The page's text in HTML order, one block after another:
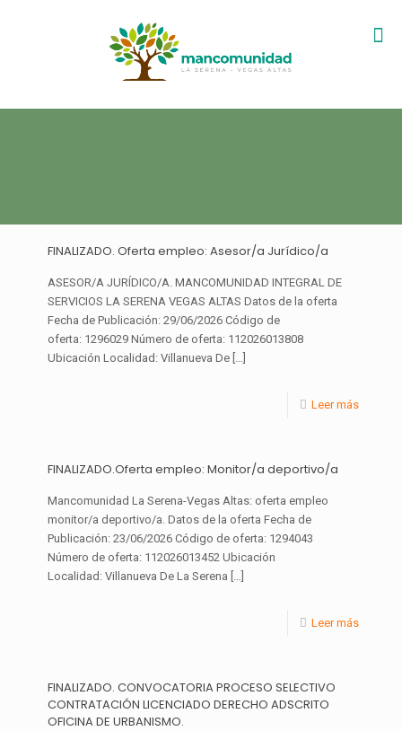
FINALIZADO. Oferta empleo: Asesor/a Jurídico/a
ASESOR/A JURÍDICO/A. MANCOMUNIDAD INTEGRAL DE
SERVICIOS LA SERENA VEGAS ALTAS Datos de la oferta
Fecha de Publicación: 29/06/2026 Código de
oferta: 1296029 Número de oferta: 112026013808
Ubicación Localidad: Villanueva De […]
Leer más
FINALIZADO.Oferta empleo: Monitor/a deportivo/a
Mancomunidad La Serena-Vegas Altas: oferta empleo
monitor/a deportivo/a. Datos de la oferta Fecha de
Publicación: 23/06/2026 Código de oferta: 1294043
Número de oferta: 112026013452 Ubicación
Localidad: Villanueva De La Serena […]
Leer más
FINALIZADO. CONVOCATORIA PROCESO SELECTIVO
CONTRATACIÓN LICENCIADO DERECHO ADSCRITO
OFICINA DE URBANISMO.